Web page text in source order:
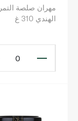
مهران صلصة التمر
الهندي 310 غ
0